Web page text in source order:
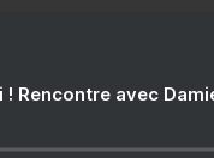
Rencontre avec